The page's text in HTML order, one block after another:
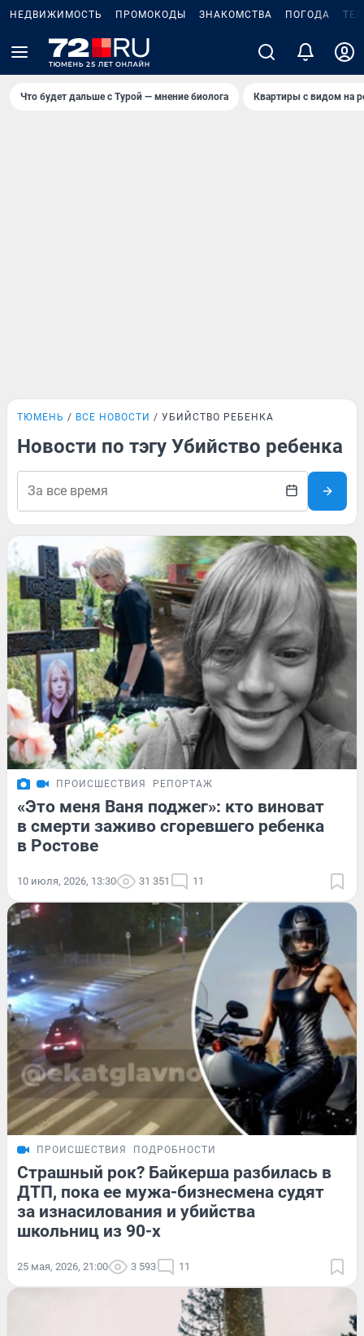
НЕДВИЖИМОСТЬ ПРОМОКОДЫ ЗНАКОМСТВА ПОГОДА
Что будет дальше с Турой — мнение биолога Квартиры с видом на
ТЮМЕНЬ ВСЕ НОВОСТИ УБИЙСТВО РЕБЕНКА
Новости по тэгу Убийство ребенка
ПРОИСШЕСТВИЯ РЕПОРТАЖ
«Это меня Ваня поджег»: кто виноват
в смерти заживо сгоревшего ребенка
в Ростове
10 июля, 2026, 13:30 31 351 11
ПРОИСШЕСТВИЯ ПОДРОБНОСТИ
Страшный рок? Байкерша разбилась в
ДТП, пока ее мужа-бизнесмена судят
за изнасилования и убийства
школьниц из 90-х
25 мая, 2026, 21:00 3 593 11